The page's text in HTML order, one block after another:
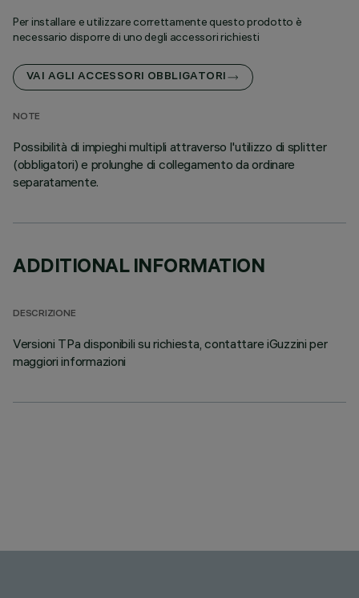
Per installare e utilizzare correttamente questo prodotto è
necessario disporre di uno degli accessori richiesti
VAI AGLI ACCESSORI OBBLIGATORI
NOTE
Possibilità di impieghi multipli attraverso l'utilizzo di splitter
(obbligatori) e prolunghe di collegamento da ordinare
separatamente.
ADDITIONAL INFORMATION
DESCRIZIONE
Versioni TPa disponibili su richiesta, contattare iGuzzini per
maggiori informazioni